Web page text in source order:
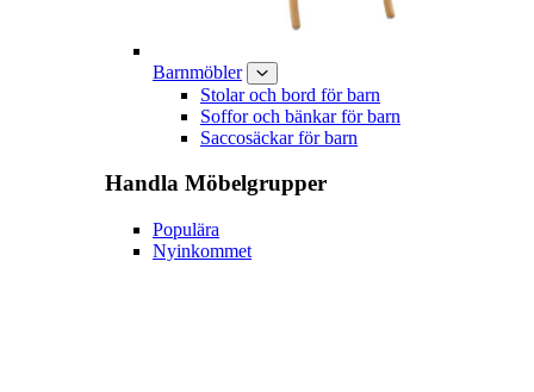
Barnmöbler
Stolar och bord för barn
Soffor och bänkar för barn
Saccosäckar för barn
Handla Möbelgrupper
Populära
Nyinkommet